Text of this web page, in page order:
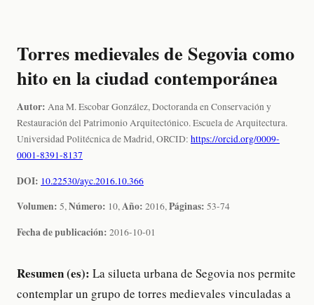
Torres medievales de Segovia como
hito en la ciudad contemporánea
Autor: Ana M. Escobar González, Doctoranda en Conservación y
Restauración del Patrimonio Arquitectónico. Escuela de Arquitectura.
Universidad Politécnica de Madrid, ORCID: https://orcid.org/0009-
0001-8391-8137
DOI: 10.22530/ayc.2016.10.366
Volumen: 5,Número: 10,Año: 2016,Páginas: 53-74
Fecha de publicación: 2016-10-01
Resumen (es): La silueta urbana de Segovia nos permite
contemplar un grupo de torres medievales vinculadas a